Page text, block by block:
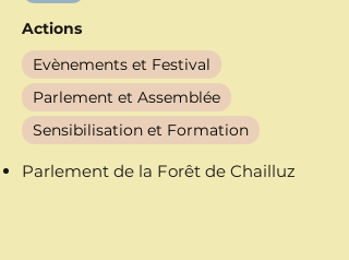
Actions
Evènements et Festival
Parlement et Assemblée
Sensibilisation et Formation
Parlement de la Forêt de Chailluz